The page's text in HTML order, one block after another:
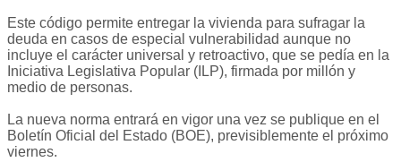
Este código permite entregar la vivienda para sufragar la
deuda en casos de especial vulnerabilidad aunque no
incluye el carácter universal y retroactivo, que se pedía en la
Iniciativa Legislativa Popular (ILP), firmada por millón y
medio de personas.
La nueva norma entrará en vigor una vez se publique en el
Boletín Oficial del Estado (BOE), previsiblemente el próximo
viernes.